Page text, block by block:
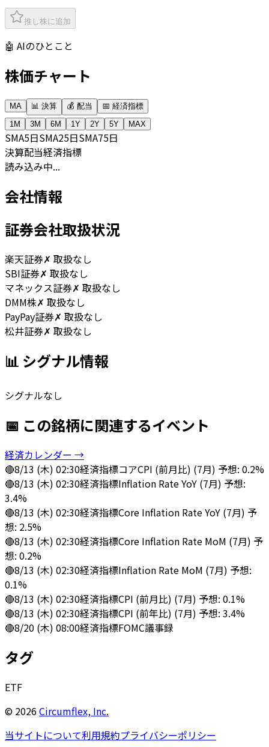
推し株に追加
🤖 AIのひとこと
株価チャート
MA 📊 決算 💰 配当
📅 経済指標
1M
3M 6M 1Y 2Y 5Y MAX
SMA5日SMA25日SMA75日
決算配当経済指標
読み込み中...
会社情報
証券会社取扱状況
楽天証券✗ 取扱なし
SBI証券✗ 取扱なし
マネックス証券✗ 取扱なし
DMM株✗ 取扱なし
PayPay証券✗ 取扱なし
松井証券✗ 取扱なし
📊 シグナル情報
シグナルなし
📅 この銘柄に関連するイベント
経済カレンダー →
🔴8/13 (木) 02:30経済指標コアCPI (前月比) (7月) 予想: 0.2%
🔴8/13 (木) 02:30経済指標Inflation Rate YoY (7月) 予想:
3.4%
🔴8/13 (木) 02:30経済指標Core Inflation Rate YoY (7月) 予
想: 2.5%
🔴8/13 (木) 02:30経済指標Core Inflation Rate MoM (7月) 予
想: 0.2%
🔴8/13 (木) 02:30経済指標Inflation Rate MoM (7月) 予想:
0.1%
🔴8/13 (木) 02:30経済指標CPI (前月比) (7月) 予想: 0.1%
🔴8/13 (木) 02:30経済指標CPI (前年比) (7月) 予想: 3.4%
🔴8/20 (木) 08:00経済指標FOMC議事録
タグ
ETF
© 2026Circumflex, Inc.
当サイトについて利用規約プライバシーポリシー